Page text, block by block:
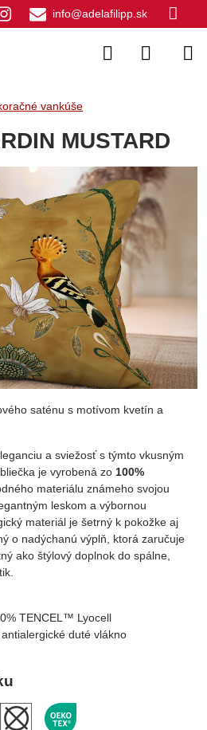
info@adelafilipp.sk
vankúše
MUSTARD
saténu s motívom kvetín a
a sviežosť s týmto vkusným
je vyrobená zo 100%
materiálu známeho svojou
leskom a výbornou
materiál je šetrný k pokožke aj
o nadýchanú výplň, ktorá zaručuje
ako štýlový doplnok do spálne,
TENCEL™ Lyocell
duté vlákno